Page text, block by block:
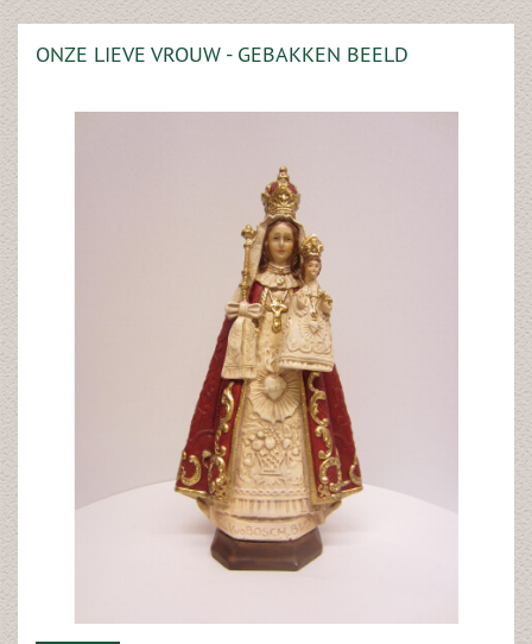
ONZE LIEVE VROUW - GEBAKKEN BEELD